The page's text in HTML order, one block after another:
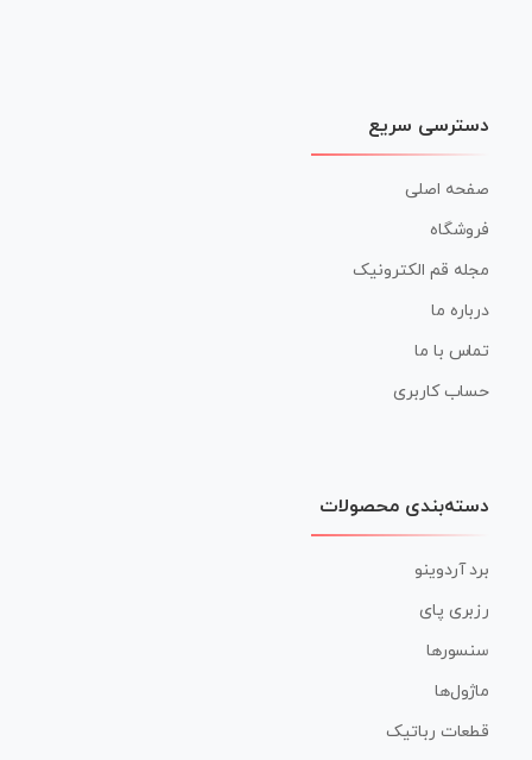
دسترسی سریع
صفحه اصلی
فروشگاه
مجله قم الکترونیک
درباره ما
تماس با ما
حساب کاربری
دسته‌بندی محصولات
برد آردوینو
رزبری پای
سنسورها
ماژول‌ها
قطعات رباتیک